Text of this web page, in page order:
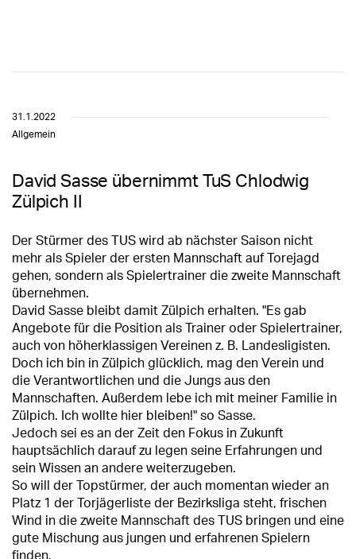
31.1.2022
Allgemein
David Sasse übernimmt TuS Chlodwig
Zülpich II
Der Stürmer des TUS wird ab nächster Saison nicht
mehr als Spieler der ersten Mannschaft auf Torejagd
gehen, sondern als Spielertrainer die zweite Mannschaft
übernehmen.
David Sasse bleibt damit Zülpich erhalten. "Es gab
Angebote für die Position als Trainer oder Spielertrainer,
auch von höherklassigen Vereinen z. B. Landesligisten.
Doch ich bin in Zülpich glücklich, mag den Verein und
die Verantwortlichen und die Jungs aus den
Mannschaften. Außerdem lebe ich mit meiner Familie in
Zülpich. Ich wollte hier bleiben!" so Sasse.
Jedoch sei es an der Zeit den Fokus in Zukunft
hauptsächlich darauf zu legen seine Erfahrungen und
sein Wissen an andere weiterzugeben.
So will der Topstürmer, der auch momentan wieder an
Platz 1 der Torjägerliste der Bezirksliga steht, frischen
Wind in die zweite Mannschaft des TUS bringen und eine
gute Mischung aus jungen und erfahrenen Spielern
finden.